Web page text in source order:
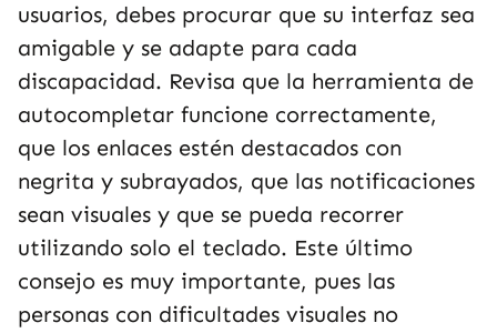
usuarios, debes procurar que su interfaz sea
amigable y se adapte para cada
discapacidad. Revisa que la herramienta de
autocompletar funcione correctamente,
que los enlaces estén destacados con
negrita y subrayados, que las notificaciones
sean visuales y que se pueda recorrer
utilizando solo el teclado. Este último
consejo es muy importante, pues las
personas con dificultades visuales no